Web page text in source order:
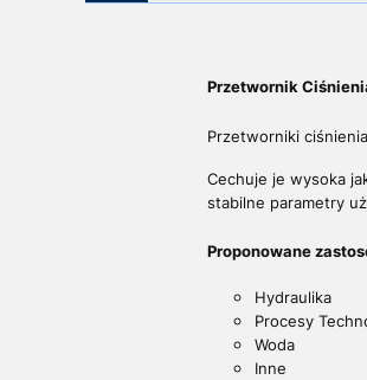
Przetwornik
Przetworniki
Cechuje je wysoka
stabilne parametry
Proponowane
Hydraulika
Procesy
Woda
Inne